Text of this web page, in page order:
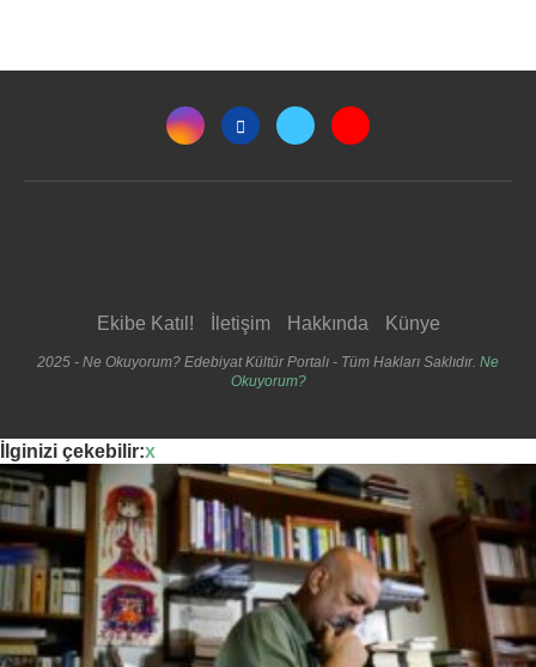
Ekibe Katıl! İletişim Hakkında Künye
2025 - Ne Okuyorum? Edebiyat Kültür Portalı - Tüm Hakları Saklıdır. Ne
Okuyorum?
İlginizi çekebilir:x